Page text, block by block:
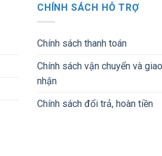
CHÍNH SÁCH HỖ TRỢ
Chính sách thanh toán
Chính sách vận chuyển và giao
nhận
Chính sách đổi trả, hoàn tiền